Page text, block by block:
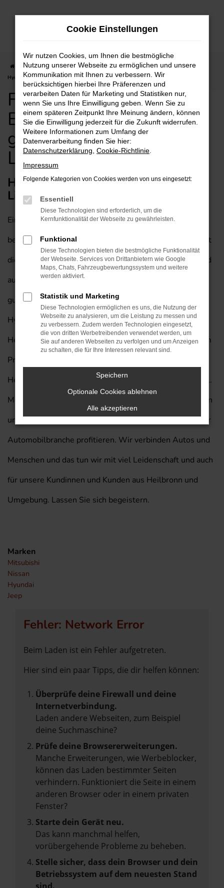
Zum
Startseite Heilbronn Hyundai Hyundai BAYON
Für Heilbronn:
Hyundai BAYON Neuwagen günstig kaufen mit Lieferservice
Für Heilbronn: Hyundai
BAYON Neuwagen
günstig kaufen mit
Lieferservice
Hyundai BAYON Neuwagen mit
Lieferservice nach Heilbronn
Einen Hyundai BAYON Neuwagen brauchen wir Ihnen
bestimmt nicht mehr schmackhaft zu machen. Man kennt
dieses Fahrzeug aus dem Straßenbild von Heilbronn und
auch die aktuelle Generation macht hier eine rundum
gute Figur. Wundern wird Sie dabei, wie günstig ein
Hyundai BAYON Neuwagen mit Lieferservice nach
Heilbronn sein kann. Wenn Sie sich für das Autohaus am
Prinzert entscheiden, heben Sie Ihre Mobilität in
Heilbronn möglicherweise auf ein komplett neues Level.
Möglich wird dies, indem Sie sich von uns beraten lassen
und von unserer Erfahrung von mehr als 85 Jahren in der
Automobilbranche profitieren. Wir verbinden Autos und
Menschen und das tun wir mit viel Leidenschaft und auch
für unsere Kundinnen und Kunden aus Heilbronn und
Umgebung. Lassen Sie sich begeistern.
Marken
Mitsubishi
Nissan
Hyundai
Jeep
Fehler: Network Error
Beim Laden ist ein Fehler aufgetreten.
Hier sind ein paar Tipps, die dir helfen können:
Überprüfe deine Firewall und deine
Internetverbindung.
Laden andere Webseiten, zum Beispiel
deine Suchmaschine?
Prüfe deine Browsererweiterungen.
Manche Erweiterungen, wie Werbeblocker,
können das Laden bestimmter Seiten
verhindern. Funktioniert die Seite in einem
anderen Browser oder in einem privaten
Fenster?
Starte dein Gerät neu.
Das kann manchmal helfen,
vorübergehende Probleme zu beheben.
Stelle sicher, dass dein Browser und dein
Betriebssystem auf dem neuesten Stand
Cookie Einstellungen
Wir nutzen Cookies, um Ihnen die bestmögliche
Nutzung unserer Webseite zu ermöglichen und unsere
Kommunikation mit Ihnen zu verbessern. Wir
berücksichtigen hierbei Ihre Präferenzen und
verarbeiten Daten für Marketing und Statistiken nur,
wenn Sie uns Ihre Einwilligung geben. Wenn Sie zu
einem späteren Zeitpunkt Ihre Meinung ändern, können
Sie die Einwilligung jederzeit für die Zukunft widerrufen.
Weitere Informationen zum Umfang der
Datenverarbeitung finden Sie hier:
Datenschutzerklärung Cookie-Richtlinie
Impressum
Folgende Kategorien von Cookies werden von uns eingesetzt:
Essentiell
Diese Technologien sind erforderlich, um die
Kernfunktionalität der Webseite zu gewährleisten.
Funktional
Diese Technologien bieten die bestmögliche Funktionalität
der Webseite. Services von Drittanbietern wie Google
Maps, Chats, Fahrzeugbewertungssystem und weitere
werden aktiviert.
Statistik und Marketing
Diese Technologien ermöglichen es uns, die Nutzung der
Webseite zu analysieren, um die Leistung zu messen und
zu verbessern. Zudem werden Technologien eingesetzt,
die von dritten Werbetreibenden verwendet werden, um
Sie auf anderen Webseiten zu verfolgen und um Anzeigen
zu schalten, die für Ihre Interessen relevant sind.
Speichern
Optionale Cookies ablehnen
Alle akzeptieren